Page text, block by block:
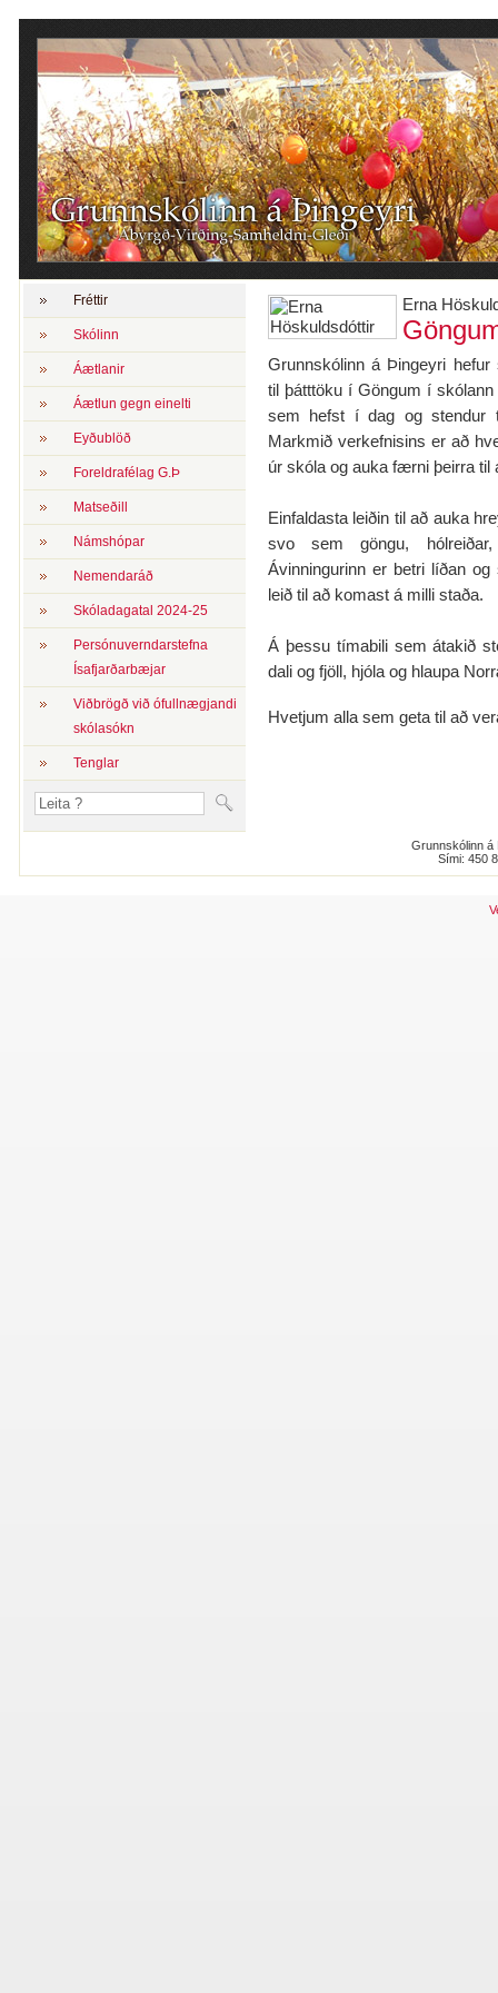
Fréttir
Skólinn
Áætlanir
Áætlun gegn einelti
Eyðublöð
Foreldrafélag G.Þ
Matseðill
Námshópar
Nemendaráð
Skóladagatal 2024-25
Persónuverndarstefna
Ísafjarðarbæjar
Viðbrögð við ófullnægjandi
skólasókn
Tenglar
Erna
Grunnskólinn á Þingeyri hefur
til þátttöku í Göngum í skólann
sem hefst í dag og stendur
Markmið verkefnisins er að
úr skóla og auka færni þeirra til
Einfaldasta leiðin til að auka
svo sem göngu,
Ávinningurinn er betri líðan
leið til að komast á milli staða.
Á þessu tímabili sem átakið
dali og fjöll, hjóla og hlaupa
Hvetjum alla sem geta til að
Grunnskólinn á
Sími: 450